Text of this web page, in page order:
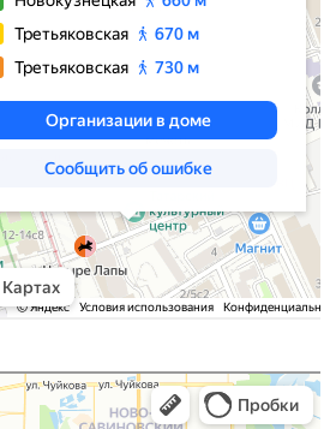
карте Москвы, ближайшее метро Новокузнецкая —